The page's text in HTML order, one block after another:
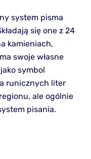
system pisma
się one z 24
kamieniach,
swoje własne
symbol
runicznych liter
ale ogólnie
pisania.